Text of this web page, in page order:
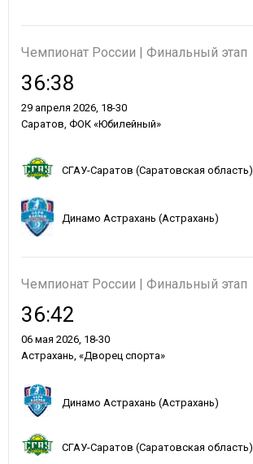
Чемпионат России | Финальный этап
СГАУ-Саратов (Саратовская область)
36:38
29 апреля 2026, 18-30
Саратов, ФОК «Юбилейный»
Динамо Астрахань (Астрахань)
Чемпионат России | Финальный этап
Динамо Астрахань (Астрахань)
36:42
06 мая 2026, 18-30
Астрахань, «Дворец спорта»
СГАУ-Саратов (Саратовская область)